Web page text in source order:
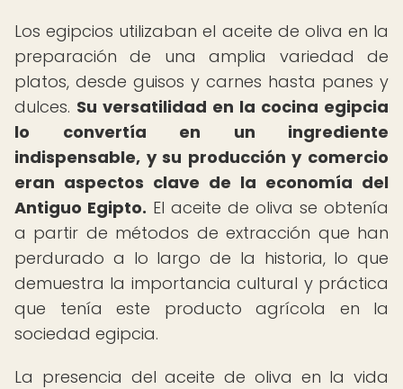
Los egipcios utilizaban el aceite de oliva en la
preparación de una amplia variedad de
platos, desde guisos y carnes hasta panes y
dulces. Su versatilidad en la cocina egipcia
lo convertía en un ingrediente
indispensable, y su producción y comercio
eran aspectos clave de la economía del
Antiguo Egipto. El aceite de oliva se obtenía
a partir de métodos de extracción que han
perdurado a lo largo de la historia, lo que
demuestra la importancia cultural y práctica
que tenía este producto agrícola en la
sociedad egipcia.
La presencia del aceite de oliva en la vida